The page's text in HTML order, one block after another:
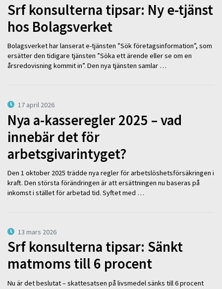
Srf konsulterna tipsar: Ny e-tjänst
hos Bolagsverket
Bolagsverket har lanserat e-tjänsten ”Sök företagsinformation”, som
ersätter den tidigare tjänsten ”Söka ett ärende eller se om en
årsredovisning kommit in”. Den nya tjänsten samlar …
17 april 2026
Nya a-kasseregler 2025 – vad
innebär det för
arbetsgivarintyget?
Den 1 oktober 2025 trädde nya regler för arbetslöshetsförsäkringen i
kraft. Den största förändringen är att ersättningen nu baseras på
inkomst i stället för arbetad tid. Syftet med …
13 mars 2026
Srf konsulterna tipsar: Sänkt
matmoms till 6 procent
Nu är det beslutat – skattesatsen på livsmedel sänks till 6 procent